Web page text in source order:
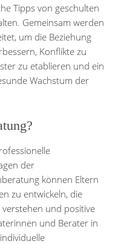
Tipps von geschulten
Gemeinsam werden
um die Beziehung
Konflikte zu
zu etablieren und ein
Wachstum der
der
können Eltern
zu entwickeln, die
und positive
und Berater in